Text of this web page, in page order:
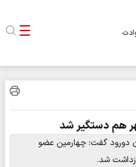
هم دستگیر شد
دورود گفت: چهارمین عضو
شد.